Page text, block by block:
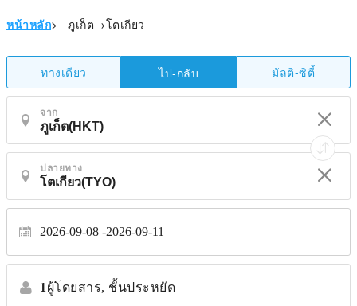
หน้าหลัก> ภูเก็ต→โตเกียว
ทางเดียว ไป-กลับ มัลติ-ซิตี้
จาก
ปลายทาง
2026-09-08 2026-09-11
1 ผู้โดยสาร, ชั้นประหยัด